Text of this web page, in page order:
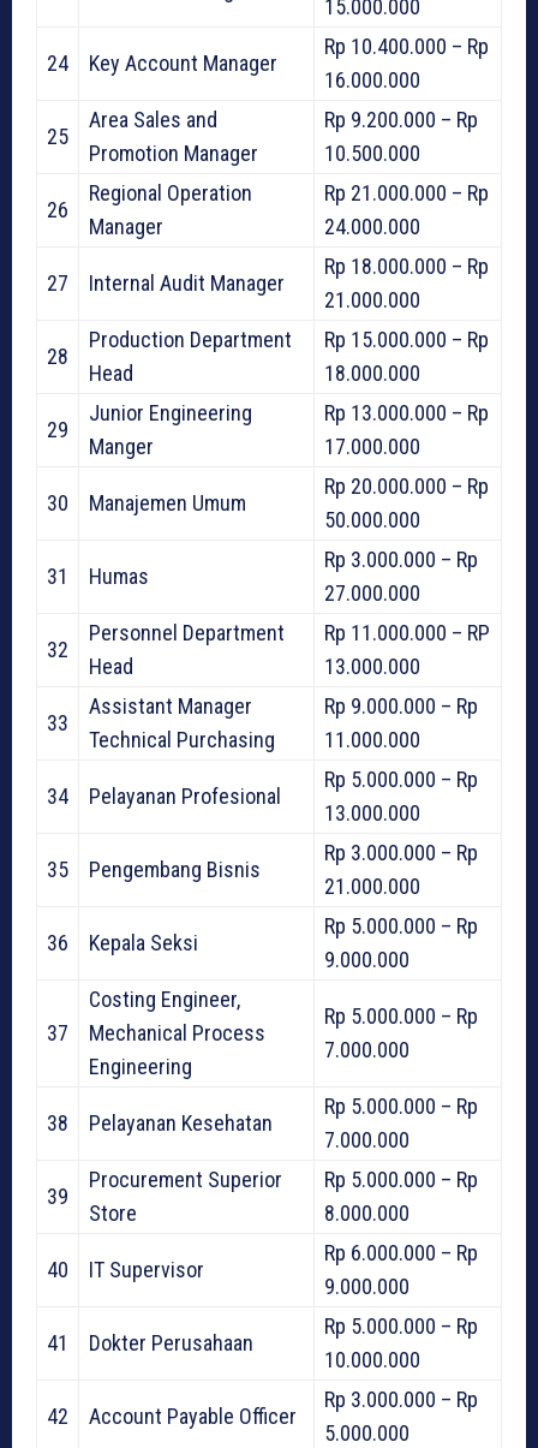
15.000.000
24 Key Account Manager
Rp 10.400.000 – Rp
16.000.000
25
Area Sales and
Promotion Manager
Rp 9.200.000 – Rp
10.500.000
26
Regional Operation
Manager
Rp 21.000.000 – Rp
24.000.000
27 Internal Audit Manager
Rp 18.000.000 – Rp
21.000.000
28
Production Department
Head
Rp 15.000.000 – Rp
18.000.000
29
Junior Engineering
Manger
Rp 13.000.000 – Rp
17.000.000
30 Manajemen Umum
Rp 20.000.000 – Rp
50.000.000
31 Humas
Rp 3.000.000 – Rp
27.000.000
32
Personnel Department
Head
Rp 11.000.000 – RP
13.000.000
33
Assistant Manager
Technical Purchasing
Rp 9.000.000 – Rp
11.000.000
34 Pelayanan Profesional
Rp 5.000.000 – Rp
13.000.000
35 Pengembang Bisnis
Rp 3.000.000 – Rp
21.000.000
36 Kepala Seksi
Rp 5.000.000 – Rp
9.000.000
37
Costing Engineer,
Mechanical Process
Engineering
Rp 5.000.000 – Rp
7.000.000
38 Pelayanan Kesehatan
Rp 5.000.000 – Rp
7.000.000
39
Procurement Superior
Store
Rp 5.000.000 – Rp
8.000.000
40 IT Supervisor
Rp 6.000.000 – Rp
9.000.000
41 Dokter Perusahaan
Rp 5.000.000 – Rp
10.000.000
42 Account Payable Officer
Rp 3.000.000 – Rp
5.000.000